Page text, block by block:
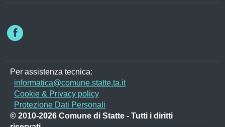
Per assistenza tecnica:
informatica@comune.statte.ta.it
Cookie & Privacy policy
Protezione Dati Personali
© 2010-2026 Comune di Statte - Tutti i diritti